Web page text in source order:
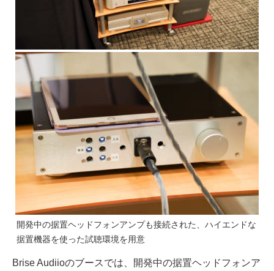
開発中の据置ヘッドフォンアンプも接続された、ハイエンドな
据置機器を使った試聴環境を用意
Brise Audiioのブースでは、開発中の据置ヘッドフォンア